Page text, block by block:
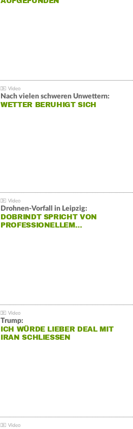
Nach vielen schweren Unwettern:
WETTER BERUHIGT SICH
Drohnen-Vorfall in Leipzig:
DOBRINDT SPRICHT VON
PROFESSIONELLEM…
Trump:
ICH WÜRDE LIEBER DEAL MIT
IRAN SCHLIESSEN